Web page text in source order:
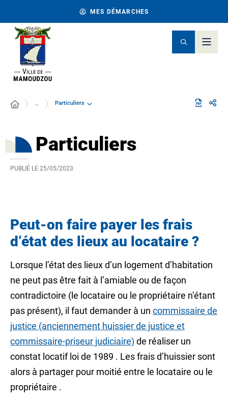
MES DÉMARCHES
… Particuliers
Particuliers
PUBLIÉ LE 25/05/2023
Peut-on faire payer les frais
d’état des lieux au locataire ?
Lorsque l’état des lieux d’un logement d’habitation
ne peut pas être fait à l’amiable ou de façon
contradictoire (le locataire ou le propriétaire n’étant
pas présent), il faut demander à un commissaire de
justice (anciennement huissier de justice et
commissaire-priseur judiciaire) de réaliser un
constat locatif loi de 1989 . Les frais d’huissier sont
alors à partager pour moitié entre le locataire ou le
propriétaire .